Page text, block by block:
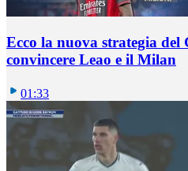
Ecco la nuova strategia del
convincere Leao e il Milan
01:33